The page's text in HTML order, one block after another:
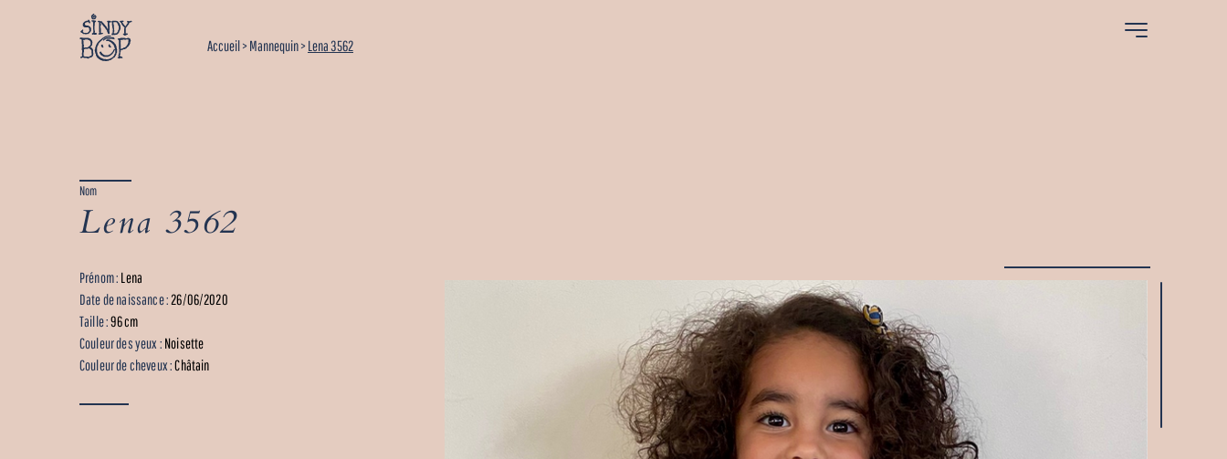
Accueil>Mannequin>Lena 3562
Nom
Lena 3562
Prénom : Lena
Date de naissance :26/06/2020
Taille :96 cm
Couleur des yeux : Noisette
Couleur de cheveux :Châtain